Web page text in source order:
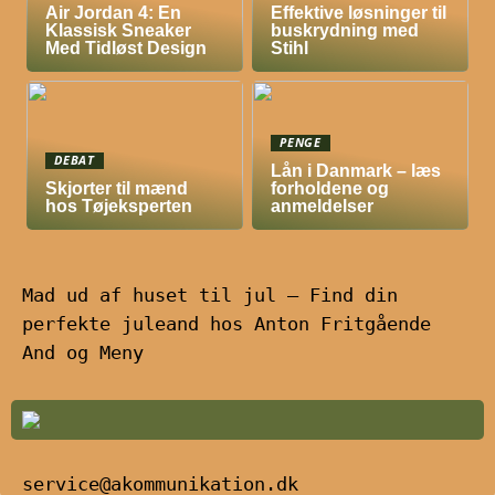
Air Jordan 4: En
Klassisk Sneaker
Med Tidløst Design
Effektive løsninger til
buskrydning med
Stihl
DEBAT
Skjorter til mænd
hos Tøjeksperten
PENGE
Lån i Danmark – læs
forholdene og
anmeldelser
Mad ud af huset til jul – Find din
perfekte juleand hos Anton Fritgående
And og Meny
service@akommunikation.dk